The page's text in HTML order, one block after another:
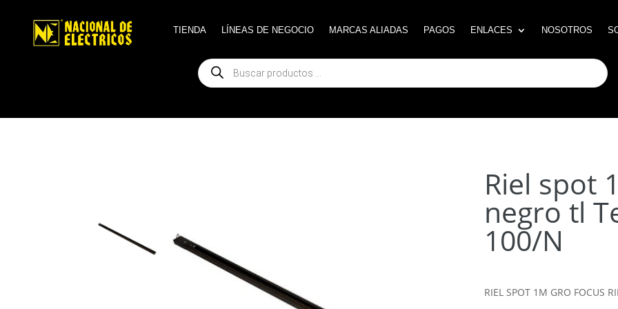
TIENDA LÍNEAS DE NEGOCIO MARCAS ALIADAS PAGOS ENLACES NOSOTROS
Búsqueda
de
productos
TIENDA LÍNEAS DE NEGOCIO MARCAS ALIADAS PAGOS ENLACES NOSOTROS
Búsqueda
de
productos
Riel spot
negro tl
100/N
RIEL SPOT 1M GRO FOCUS